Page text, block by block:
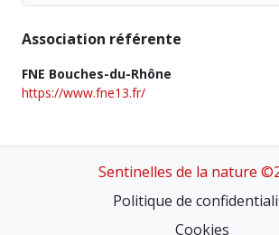
Association référente
FNE Bouches-du-Rhône
https://www.fne13.fr/
Sentinelles de la nature
Politique de
Cookies